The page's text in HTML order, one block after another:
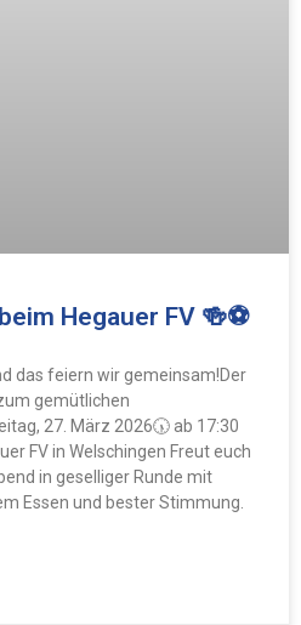
Hegauer FV 🍻⚽
das feiern wir gemeinsam!Der
gemütlichen
27. März 2026🕠 ab 17:30
FV in Welschingen Freut euch
in geselliger Runde mit
Essen und bester Stimmung.